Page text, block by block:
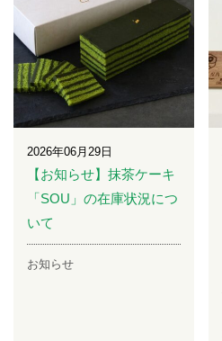
2026年06月29日
【お知らせ】抹茶ケーキ
「SOU」の在庫状況につ
いて
お知らせ